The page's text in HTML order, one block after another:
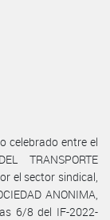
celebrado entre el
TRANSPORTE
el sector sindical,
ANONIMA,
6/8 del IF-2022-